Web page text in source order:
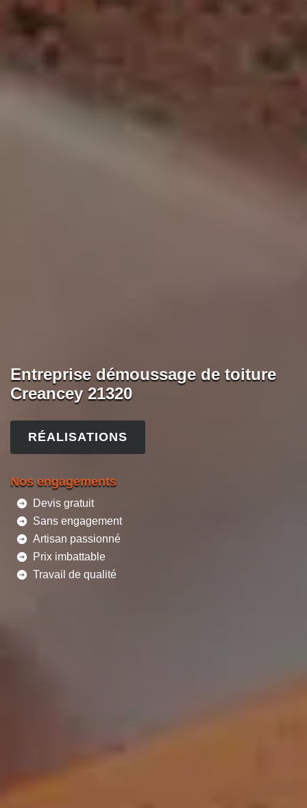
Entreprise démoussage de toiture
Creancey 21320
RÉALISATIONS
Nos engagements
Devis gratuit
Sans engagement
Artisan passionné
Prix imbattable
Travail de qualité